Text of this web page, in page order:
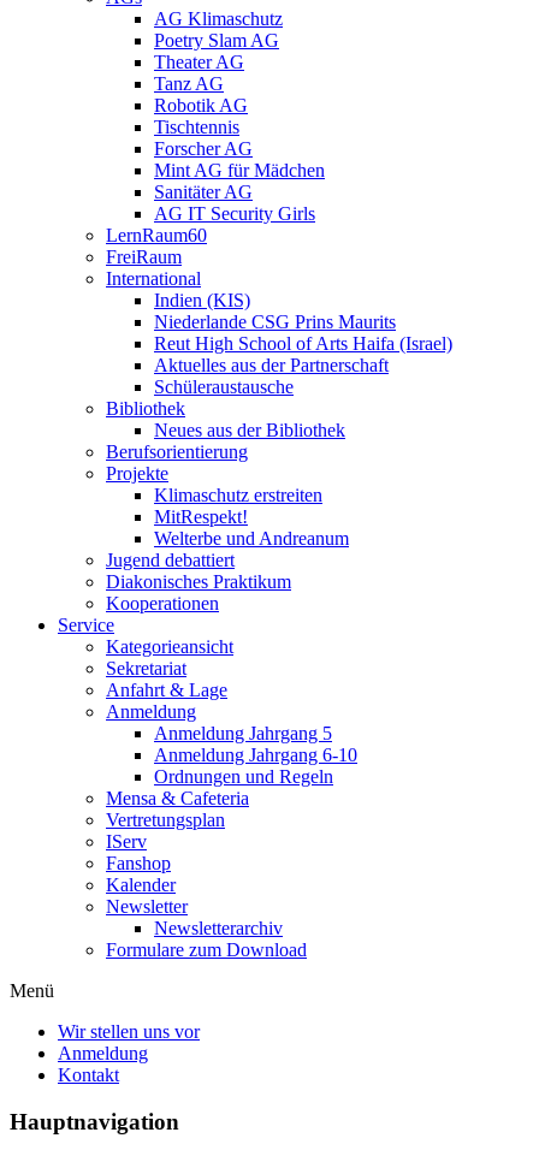
AG Klimaschutz
Poetry Slam AG
Theater AG
Tanz AG
Robotik AG
Tischtennis
Forscher AG
Mint AG für Mädchen
Sanitäter AG
AG IT Security Girls
LernRaum60
FreiRaum
International
Indien (KIS)
Niederlande CSG Prins Maurits
Reut High School of Arts Haifa (Israel)
Aktuelles aus der Partnerschaft
Schüleraustausche
Bibliothek
Neues aus der Bibliothek
Berufsorientierung
Projekte
Klimaschutz erstreiten
MitRespekt!
Welterbe und Andreanum
Jugend debattiert
Diakonisches Praktikum
Kooperationen
Service
Kategorieansicht
Sekretariat
Anfahrt & Lage
Anmeldung
Anmeldung Jahrgang 5
Anmeldung Jahrgang 6-10
Ordnungen und Regeln
Mensa & Cafeteria
Vertretungsplan
IServ
Fanshop
Kalender
Newsletter
Newsletterarchiv
Formulare zum Download
Menü
Wir stellen uns vor
Anmeldung
Kontakt
Hauptnavigation